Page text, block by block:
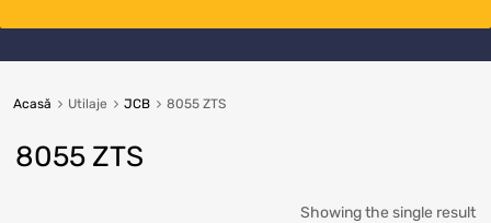
Acasă Utilaje JCB 8055 ZTS
8055 ZTS
Showing the single result